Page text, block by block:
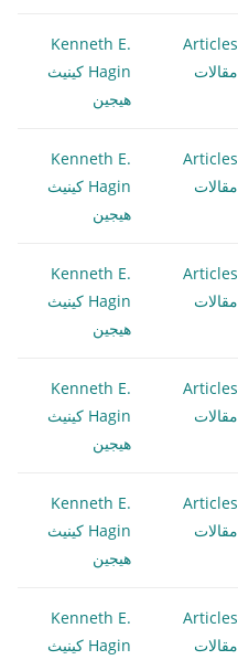
Articles
مقالات
Kenneth E.
Hagin كينيث
هيجين
Articles
مقالات
Kenneth E.
Hagin كينيث
هيجين
Articles
مقالات
Kenneth E.
Hagin كينيث
هيجين
Articles
مقالات
Kenneth E.
Hagin كينيث
هيجين
Articles
مقالات
Kenneth E.
Hagin كينيث
هيجين
Articles
مقالات
Kenneth E.
Hagin كينيث